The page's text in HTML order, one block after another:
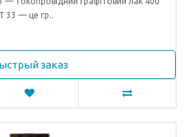
33 — це гр..
заказ